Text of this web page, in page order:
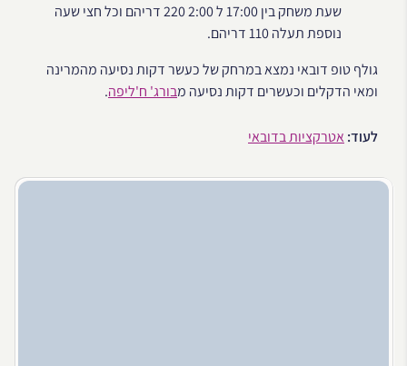
שעת משחק בין 17:00 ל 2:00 220 דריהם וכל חצי שעה
נוספת תעלה 110 דריהם.
גולף טופ דובאי נמצא במרחק של כעשר דקות נסיעה מהמרינה
ומאי הדקלים וכעשרים דקות נסיעה מבורג' ח'ליפה.
לעוד:אטרקציות בדובאי